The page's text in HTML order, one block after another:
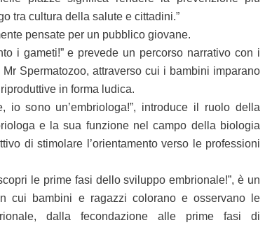
tra cultura della salute e cittadini.”
pensate per un pubblico giovane.
i gameti!” e prevede un percorso narrativo con i
Spermatozoo, attraverso cui i bambini imparano
in forma ludica.
io sono un’embriologa!”, introduce il ruolo della
e la sua funzione nel campo della biologia
di stimolare l’orientamento verso le professioni
le prime fasi dello sviluppo embrionale!”, è un
cui bambini e ragazzi colorano e osservano le
dalla fecondazione alle prime fasi di